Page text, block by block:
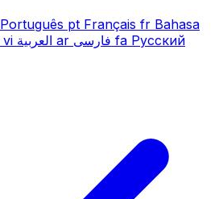
Português pt Français fr Bahasa
vi العربية ar فارسی fa Русский